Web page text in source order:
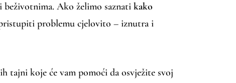
beživotnima. Ako želimo saznati kako
problemu cjelovito – iznutra i
tajni koje će vam pomoći da osvježite svoj